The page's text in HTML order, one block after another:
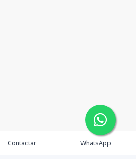
Contactar WhatsApp